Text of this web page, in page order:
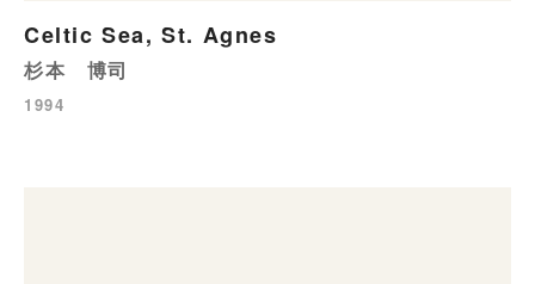
Celtic Sea, St. Agnes
杉本 博司
1994